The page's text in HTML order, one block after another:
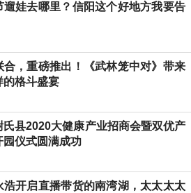
遛娃去哪里？信阳这个好地方我要告
合，重磅推出！《武林笼中对》带来
的格斗盛宴
氏县2020大健康产业招商会暨双优产
园仪式圆满成功
浩开启直播带货的南湾湖，太太太太